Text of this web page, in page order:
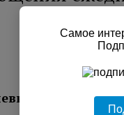
ведут
Самое